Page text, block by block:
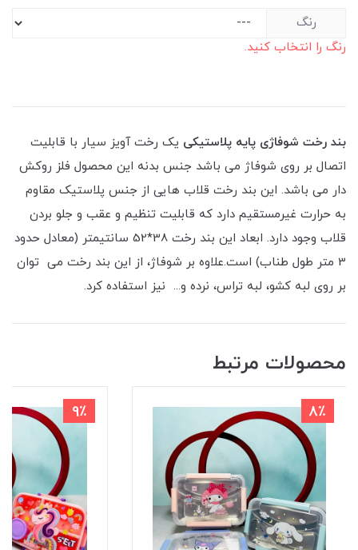
رنگ
رنگ را انتخاب کنید.
بند رخت شوفاژی پایه پلاستیکی یک رخت آویز سیار با قابلیت
اتصال بر روی شوفاژ می باشد جنس بدنه این محصول فلز روکش
دار می باشد. این بند رخت قلاب هایی از جنس پلاستیک مقاوم
به حرارت غیرمستقیم دارد که قابلیت تنظیم و عقب و جلو بردن
قلاب وجود دارد. ابعاد این بند رخت 38*52 سانتیمتر (معادل حدود
3 متر طول طناب) است.علاوه بر شوفاژ، از این بند رخت می توان
بر روی لبه کشو، لبه تراس، نرده و... نیز استفاده کرد.
محصولات مرتبط
8٪ 9٪